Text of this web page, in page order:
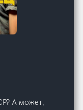
А может,